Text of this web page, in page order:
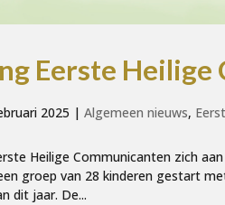
Eerste Heilige
2025 |Algemeen nieuws,
Heilige Communicanten zich
groep van 28 kinderen gestart
dit jaar. De...